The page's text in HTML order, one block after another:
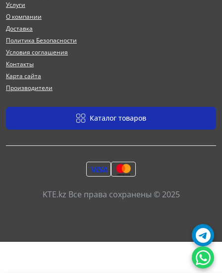
Услуги
О компании
Доставка
Политика Безопасности
Условия соглашения
Контакты
Карта сайта
Производители
Каталог товаров
KTE.kz Все права сохранены © 2025